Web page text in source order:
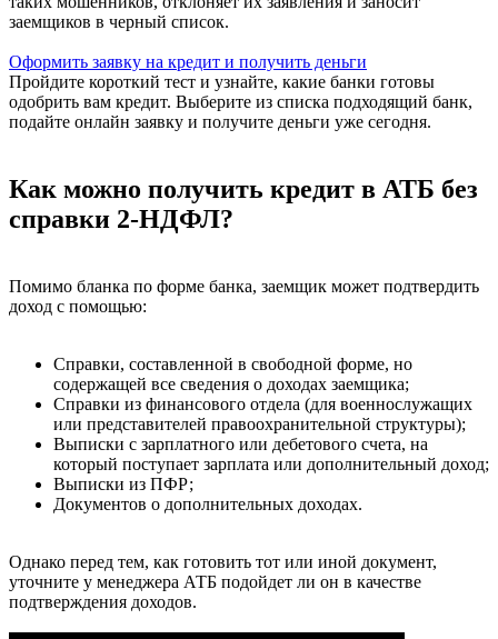
заемщиков в черный список.
Оформить заявку на кредит и получить деньги
Пройдите короткий тест и узнайте, какие банки готовы
одобрить вам кредит. Выберите из списка подходящий банк,
подайте онлайн заявку и получите деньги уже сегодня.
Как можно получить кредит в АТБ без
справки 2-НДФЛ?
Помимо бланка по форме банка, заемщик может подтвердить
доход с помощью:
Справки, составленной в свободной форме, но
содержащей все сведения о доходах заемщика;
Справки из финансового отдела (для военнослужащих
или представителей правоохранительной структуры);
Выписки с зарплатного или дебетового счета, на
который поступает зарплата или дополнительный доход;
Выписки из ПФР;
Документов о дополнительных доходах.
Однако перед тем, как готовить тот или иной документ,
уточните у менеджера АТБ подойдет ли он в качестве
подтверждения доходов.